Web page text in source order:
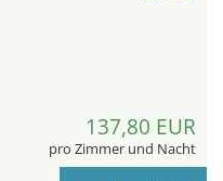
137,80 EUR
pro Zimmer und Nacht